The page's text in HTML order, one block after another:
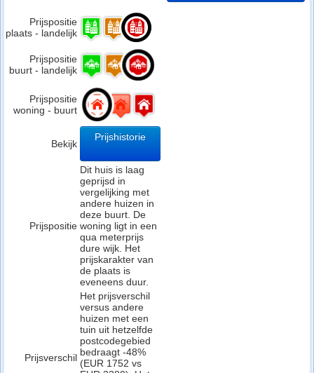
Prijspositie
plaats - landelijk
Prijspositie
buurt - landelijk
Prijspositie
woning - buurt
Bekijk
Prijshistorie
Prijspositie
Dit huis is laag
geprijsd in
vergelijking met
andere huizen in
deze buurt. De
woning ligt in een
qua meterprijs
dure wijk. Het
prijskarakter van
de plaats is
eveneens duur.
Prijsverschil
Het prijsverschil
versus andere
huizen met een
tuin uit hetzelfde
postcodegebied
bedraagt -48%
(EUR 1752 vs